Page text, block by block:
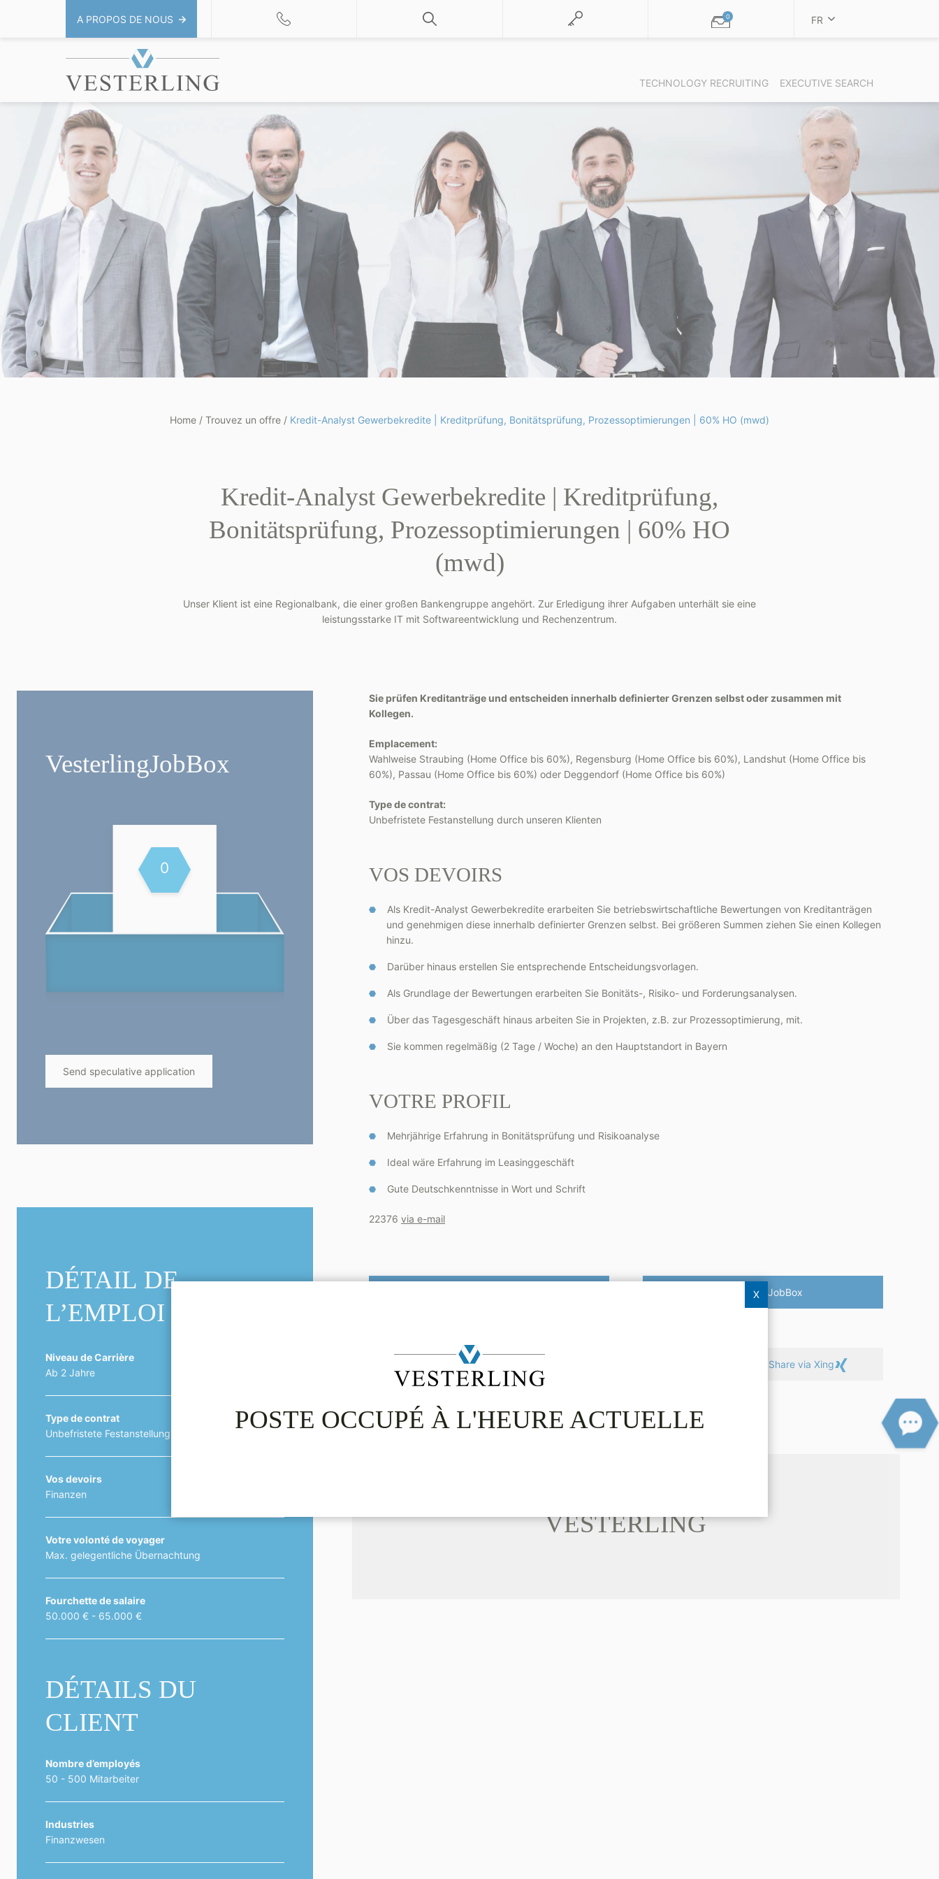
A PROPOS DE NOUS 0 FR
TECHNOLOGY RECRUITING EXECUTIVE SEARCH
Home / Trouvez un offre / Kredit-Analyst Gewerbekredite | Kreditprüfung, Bonitätsprüfung, Prozessoptimierungen | 60% HO (mwd)
POSTE OCCUPÉ À L'HEURE ACTUELLE
X
Kredit-Analyst Gewerbekredite | Kreditprüfung,
Bonitätsprüfung, Prozessoptimierungen | 60% HO
(mwd)
Unser Klient ist eine Regionalbank, die einer großen Bankengruppe angehört. Zur Erledigung ihrer Aufgaben unterhält sie eine
leistungsstarke IT mit Softwareentwicklung und Rechenzentrum.
Vesterling­JobBox
0
Send speculative application
DÉTAIL DE
L’EMPLOI
Niveau de Carrière
Ab 2 Jahre
Type de contrat
Unbefristete Festanstellung
Vos devoirs
Finanzen
Votre volonté de voyager
Max. gelegentliche Übernachtung
Fourchette de salaire
50.000 € - 65.000 €
DÉTAILS DU
CLIENT
Nombre d’employés
50 - 500 Mitarbeiter
Industries
Finanzwesen
Sie prüfen Kreditanträge und entscheiden innerhalb definierter Grenzen selbst oder zusammen mit
Kollegen.
Emplacement:
Wahlweise Straubing (Home Office bis 60%), Regensburg (Home Office bis 60%), Landshut (Home Office bis
60%), Passau (Home Office bis 60%) oder Deggendorf (Home Office bis 60%)
Type de contrat:
Unbefristete Festanstellung durch unseren Klienten
VOS DEVOIRS
Als Kredit-Analyst Gewerbekredite erarbeiten Sie betriebswirtschaftliche Bewertungen von Kreditanträgen
und genehmigen diese innerhalb definierter Grenzen selbst. Bei größeren Summen ziehen Sie einen Kollegen
hinzu.
Darüber hinaus erstellen Sie entsprechende Entscheidungsvorlagen.
Als Grundlage der Bewertungen erarbeiten Sie Bonitäts-, Risiko- und Forderungsanalysen.
Über das Tagesgeschäft hinaus arbeiten Sie in Projekten, z.B. zur Prozessoptimierung, mit.
Sie kommen regelmäßig (2 Tage / Woche) an den Hauptstandort in Bayern
VOTRE PROFIL
Mehrjährige Erfahrung in Bonitätsprüfung und Risikoanalyse
Ideal wäre Erfahrung im Leasinggeschäft
Gute Deutschkenntnisse in Wort und Schrift
22376 via e-mail
Vesterling­JobBox
Share via E-Mail Share via Xing
VESTERLING